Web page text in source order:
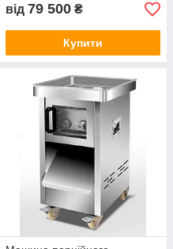
від 79 500 ₴
Купити